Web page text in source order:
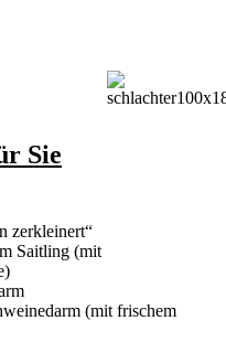
Sie
zerkleinert“
Saitling (mit
(mit frischem